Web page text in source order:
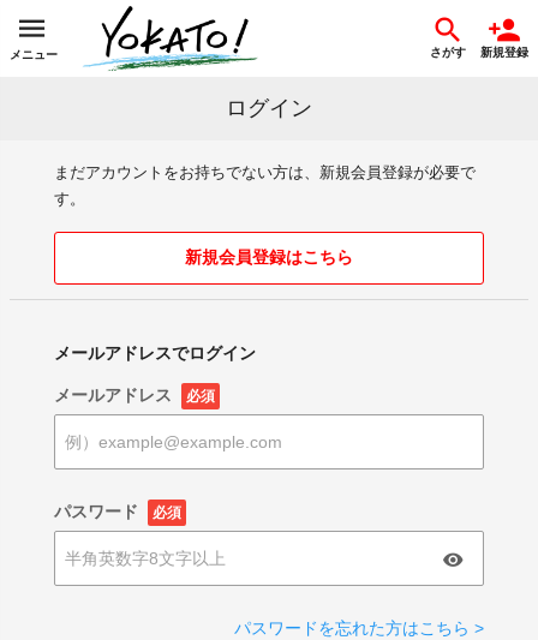
メニュー さがす 新規登録
ログイン
まだアカウントをお持ちでない方は、新規会員登録が必要で
す。
新規会員登録はこちら
メールアドレスでログイン
メールアドレス 必須
パスワード 必須
パスワードを忘れた方はこちら >